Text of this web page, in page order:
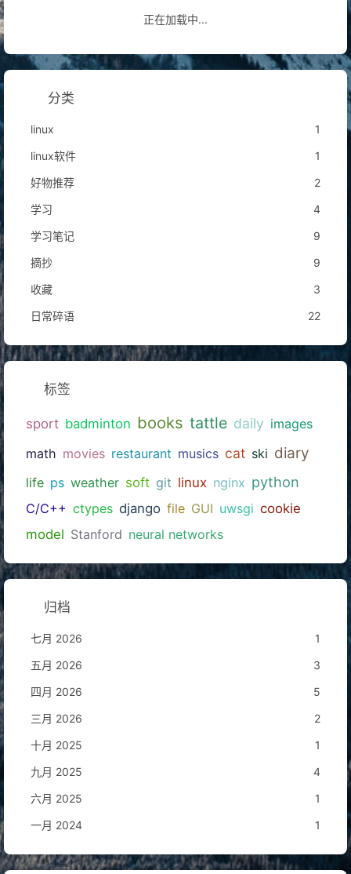
正在加载中...
分类
linux
1
linux软件
1
好物推荐
2
学习
4
学习笔记
9
摘抄
9
收藏
3
日常碎语
22
标签
sport badminton books tattle daily images
math movies restaurant musics cat ski diary
life ps weather soft git linux nginx python
C/C++ ctypes django file GUI uwsgi cookie
model Stanford neural networks
归档
七月 2026
1
五月 2026
3
四月 2026
5
三月 2026
2
十月 2025
1
九月 2025
4
六月 2025
1
一月 2024
1